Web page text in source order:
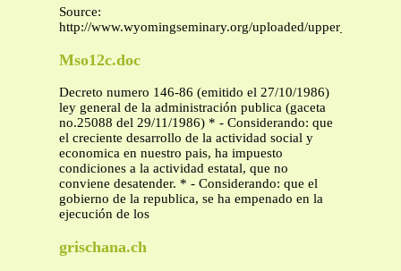
Source:
http://www.wyomingseminary.org/uploaded/upper_school/
Mso12c.doc
Decreto numero 146-86 (emitido el 27/10/1986)
ley general de la administración publica (gaceta
no.25088 del 29/11/1986) * - Considerando: que
el creciente desarrollo de la actividad social y
economica en nuestro pais, ha impuesto
condiciones a la actividad estatal, que no
conviene desatender. * - Considerando: que el
gobierno de la republica, se ha empenado en la
ejecución de los
grischana.ch